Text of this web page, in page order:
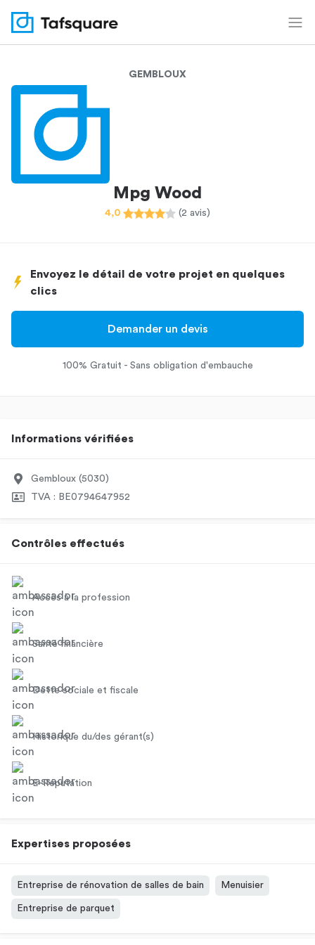
GEMBLOUX
Mpg Wood
4,0 (2 avis)
Envoyez le détail de votre projet en quelques
clics
Demander un devis
100% Gratuit - Sans obligation d'embauche
Informations vérifiées
Gembloux (5030)
TVA : BE0794647952
Contrôles effectués
Accès à la profession
Santé financière
Dette sociale et fiscale
Historique du/des gérant(s)
E-Réputation
Expertises proposées
Entreprise de rénovation de salles de bain Menuisier
Entreprise de parquet